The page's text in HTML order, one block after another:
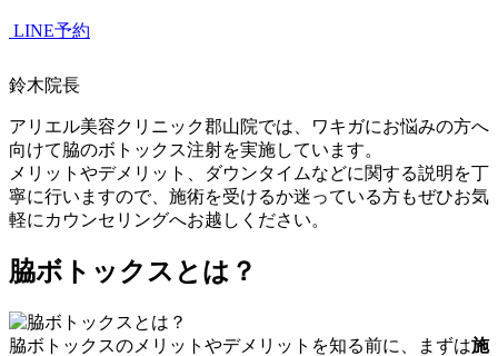
LINE予約
鈴木院長
アリエル美容クリニック郡山院では、ワキガにお悩みの方へ
向けて脇のボトックス注射を実施しています。
メリットやデメリット、ダウンタイムなどに関する説明を丁
寧に行いますので、施術を受けるか迷っている方もぜひお気
軽にカウンセリングへお越しください。
脇ボトックスとは？
脇ボトックスのメリットやデメリットを知る前に、まずは施